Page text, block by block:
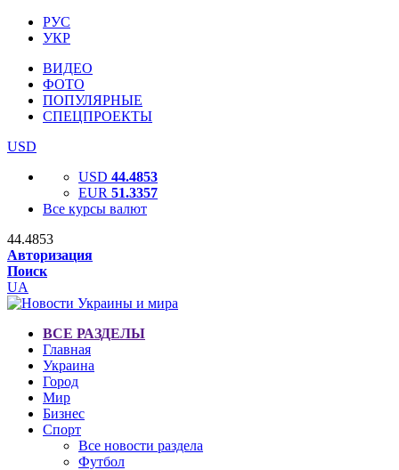
РУС
УКР
ВИДЕО
ФОТО
ПОПУЛЯРНЫЕ
СПЕЦПРОЕКТЫ
USD
USD 44.4853
EUR 51.3357
Все курсы валют
44.4853
Авторизация
Поиск
UA
ВСЕ РАЗДЕЛЫ
Главная
Украина
Город
Мир
Бизнес
Спорт
Все новости раздела
Футбол